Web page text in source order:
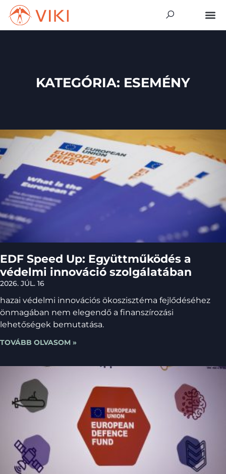
KATEGÓRIA: ESEMÉNY
EDF Speed Up: Együttműködés a
védelmi innováció szolgálatában
2026. JÚL. 16
hazai védelmi innovációs ökoszisztéma fejlődéséhez
önmagában nem elegendő a finanszírozási
lehetőségek bemutatása.
TOVÁBB OLVASOM »